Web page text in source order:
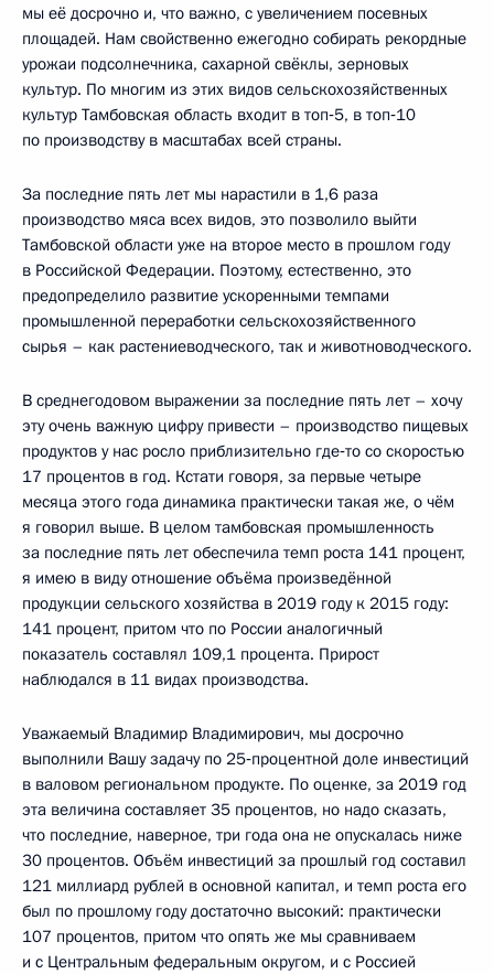
мы её досрочно и, что важно, с увеличением посевных
площадей. Нам свойственно ежегодно собирать рекордные
урожаи подсолнечника, сахарной свёклы, зерновых
культур. По многим из этих видов сельскохозяйственных
культур Тамбовская область входит в топ‑5, в топ‑10
по производству в масштабах всей страны.
За последние пять лет мы нарастили в 1,6 раза
производство мяса всех видов, это позволило выйти
Тамбовской области уже на второе место в прошлом году
в Российской Федерации. Поэтому, естественно, это
предопределило развитие ускоренными темпами
промышленной переработки сельскохозяйственного
сырья – как растениеводческого, так и животноводческого.
В среднегодовом выражении за последние пять лет – хочу
эту очень важную цифру привести – производство пищевых
продуктов у нас росло приблизительно где‑то со скоростью
17 процентов в год. Кстати говоря, за первые четыре
месяца этого года динамика практически такая же, о чём
я говорил выше. В целом тамбовская промышленность
за последние пять лет обеспечила темп роста 141 процент,
я имею в виду отношение объёма произведённой
продукции сельского хозяйства в 2019 году к 2015 году:
141 процент, притом что по России аналогичный
показатель составлял 109,1 процента. Прирост
наблюдался в 11 видах производства.
Уважаемый Владимир Владимирович, мы досрочно
выполнили Вашу задачу по 25‑процентной доле инвестиций
в валовом региональном продукте. По оценке, за 2019 год
эта величина составляет 35 процентов, но надо сказать,
что последние, наверное, три года она не опускалась ниже
30 процентов. Объём инвестиций за прошлый год составил
121 миллиард рублей в основной капитал, и темп роста его
был по прошлому году достаточно высокий: практически
107 процентов, притом что опять же мы сравниваем
и с Центральным федеральным округом, и с Россией